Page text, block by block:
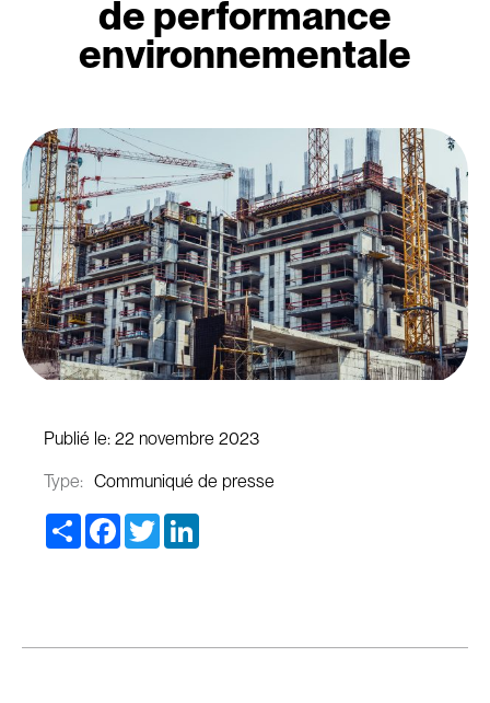
de performance
environnementale
Publié le: 22 novembre 2023
Type: Communiqué de presse
Share Facebook
Twitter